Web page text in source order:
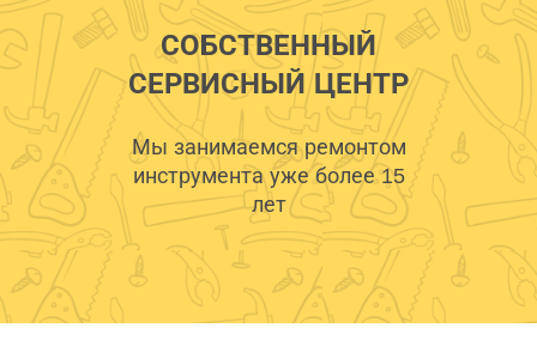
СОБСТВЕННЫЙ
СЕРВИСНЫЙ ЦЕНТР
Мы занимаемся ремонтом
инструмента уже более 15
лет